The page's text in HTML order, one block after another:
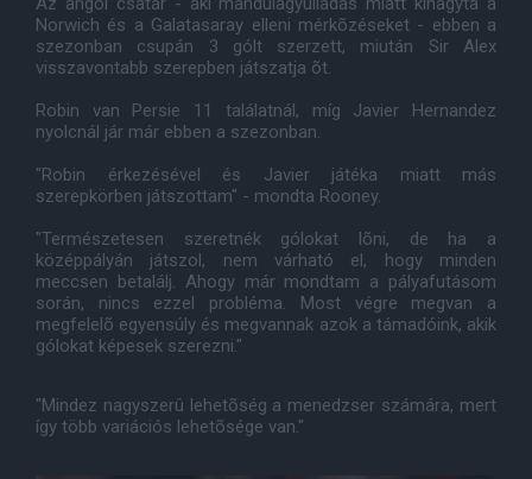
Norwich és a Galatasaray elleni mérkõzéseket - ebben a
szezonban csupán 3 gólt szerzett, miután Sir Alex
visszavontabb szerepben játszatja õt.
Robin van Persie 11 találatnál, míg Javier Hernandez
nyolcnál jár már ebben a szezonban.
"Robin érkezésével és Javier játéka miatt más
szerepkörben játszottam" - mondta Rooney.
"Természetesen szeretnék gólokat lõni, de ha a
középpályán játszol, nem várható el, hogy minden
meccsen betalálj. Ahogy már mondtam a pályafutásom
során, nincs ezzel probléma. Most végre megvan a
megfelelõ egyensúly és megvannak azok a támadóink, akik
gólokat képesek szerezni."
"Mindez nagyszerû lehetõség a menedzser számára, mert
így több variációs lehetõsége van."